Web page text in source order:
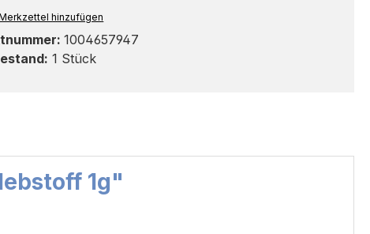
hinzufügen
1004657947
1 Stück
1g"